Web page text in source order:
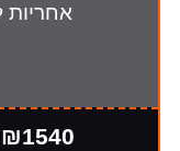
אחריות
₪1540 + מע"מ